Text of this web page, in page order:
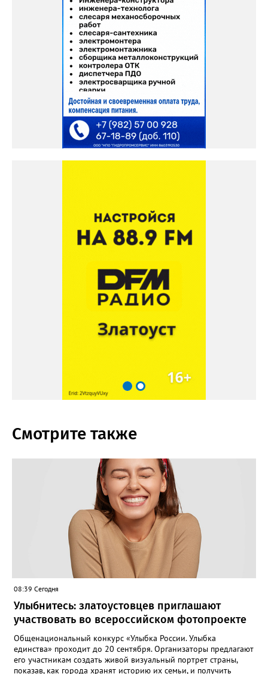
Смотрите также
08:39 Сегодня
Улыбнитесь: златоустовцев приглашают
участвовать во всероссийском фотопроекте
Общенациональный конкурс «Улыбка России. Улыбка
единства» проходит до 20 сентября. Организаторы предлагают
его участникам создать живой визуальный портрет страны,
показав, как города хранят историю их семьи, и получить